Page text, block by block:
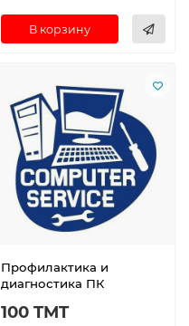
В корзину
Профилактика и
диагностика ПК
100 TMT